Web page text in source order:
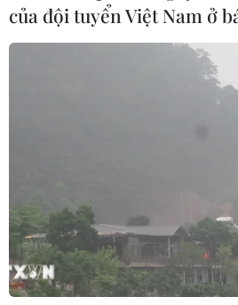
của đội tuyển Việt Nam ở